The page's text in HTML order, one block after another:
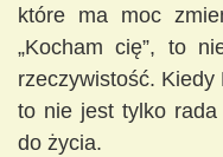
które ma moc
„Kocham cię”, to
rzeczywistość. Kiedy
to nie jest tylko
do życia.